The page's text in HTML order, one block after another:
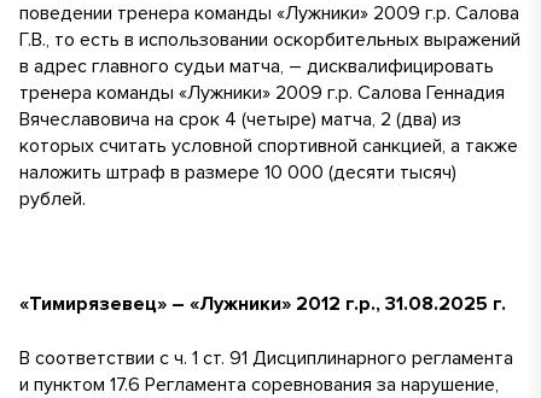
поведении тренера команды «Лужники» 2009 г.р. Салова
Г.В., то есть в использовании оскорбительных выражений
в адрес главного судьи матча, – дисквалифицировать
тренера команды «Лужники» 2009 г.р. Салова Геннадия
Вячеславовича на срок 4 (четыре) матча, 2 (два) из
которых считать условной спортивной санкцией, а также
наложить штраф в размере 10 000 (десяти тысяч)
рублей.
«Тимирязевец» – «Лужники» 2012 г.р., 31.08.2025 г.
В соответствии с ч. 1 ст. 91 Дисциплинарного регламента
и пунктом 17.6 Регламента соревнования за нарушение,